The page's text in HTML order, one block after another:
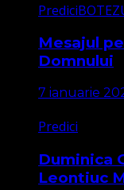
Predici
Mesajul
Domnului
7 ianuarie
Predici
Duminica
Leontiuc